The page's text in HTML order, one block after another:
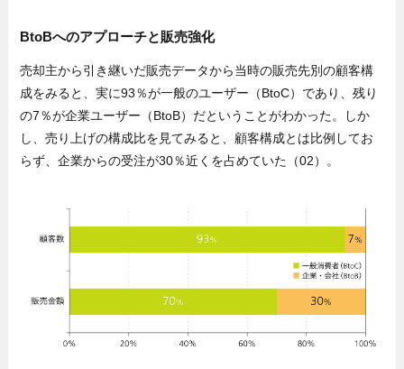
BtoBへのアプローチと販売強化
売却主から引き継いだ販売データから当時の販売先別の顧客構
成をみると、実に93％が一般のユーザー（BtoC）であり、残り
の7％が企業ユーザー（BtoB）だということがわかった。しか
し、売り上げの構成比を見てみると、顧客構成とは比例してお
らず、企業からの受注が30％近くを占めていた（02）。